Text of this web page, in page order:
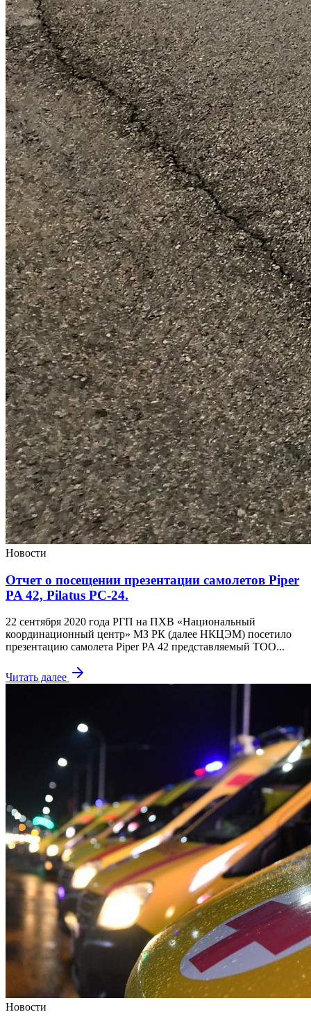
Новости
Отчет о посещении презентации самолетов Piper
PA 42, Pilatus PC-24.
22 сентября 2020 года РГП на ПХВ «Национальный
координационный центр» МЗ РК (далее НКЦЭМ) посетило
презентацию самолета Piper PA 42 представляемый ТОО...
Читать далее
Новости